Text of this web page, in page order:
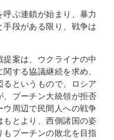
ぶ連鎖が始まり、暴力
段がある限り、戦争は
案は、ウクライナの中
する協議継続を求め、
というもので、ロシア
プーチン大統領が拒否
ウ周辺で民間人への戦争
とより、西側諸国の姿
プーチンの敗北を目指